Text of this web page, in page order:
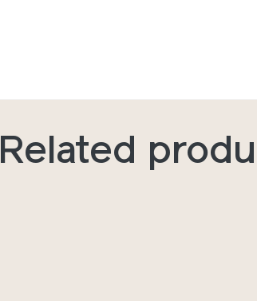
Related